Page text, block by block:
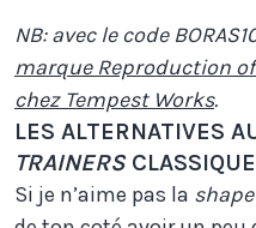
NB: avec le code
marque Reproduction
chez Tempest Works.
LES ALTERNATIVES
TRAINERS
Si je n’aime pas la shape